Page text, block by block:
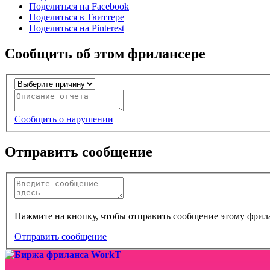
Поделиться на Facebook
Поделиться в Твиттере
Поделиться на Pinterest
Сообщить об этом фрилансере
Сообщить о нарушении
Отправить сообщение
Нажмите на кнопку, чтобы отправить сообщение этому
Отправить сообщение